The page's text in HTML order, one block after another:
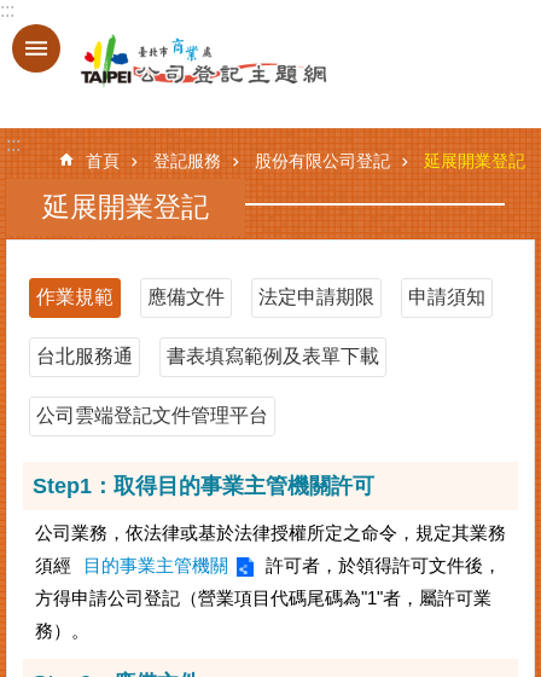
跳到主要內容區塊
進
搜
尋
記
服
務
本
資
查
案
件
度
:::
:::
首頁 登記服務 股份有限公司登記 延展開業登記
延展開業登記
作業規範 應備文件 法定申請期限 申請須知
台北服務通 書表填寫範例及表單下載
公司雲端登記文件管理平台
Step1：取得目的事業主管機關許可
公司業務，依法律或基於法律授權所定之命令，規定其業務
須經
目的事業主管機關
許可者，於領得許可文件後，
方得申請公司登記（營業項目代碼尾碼為"1"者，屬許可業
務）。